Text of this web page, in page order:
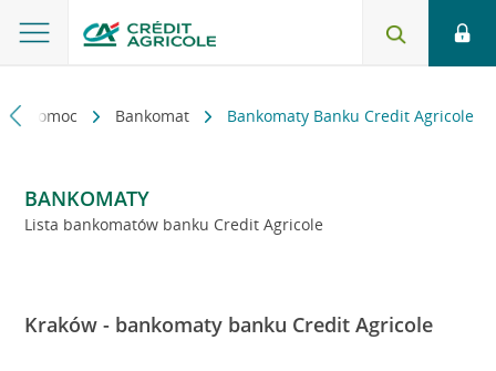
i pomoc Bankomat Bankomaty Banku Credit Agricole
BANKOMATY
Lista bankomatów banku Credit Agricole
Kraków - bankomaty banku Credit Agricole